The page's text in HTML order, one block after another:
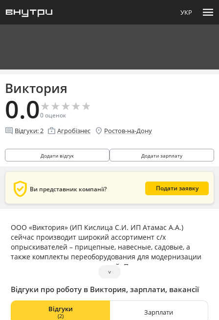
УКР menu
Виктория
0.0★
★★
★★
★★
★★
★
0оценок
comment Відгуки:2 enterprise Агробізнес location_on Ростов-на-Дону
Додати відгук Додати зарплату
verified_user Ви представник компанії? Подати заявку
ООО «Виктория» (ИП Кислица С.И. ИП Атамас А.А.)
сейчас производит широкий ассортимент с/х
опрыскивателей – прицепные, навесные, садовые, а
также комплекты переоборудования для модернизации
традиционных опрыскивателей. Предприятие
зарекомендовало себя как новатор в области разработки
МО и УМО распылителей, а также зерноочистки,
основанной на авиационных методиках воздушных
потоков.
˅
Відгуки про роботу в Виктория, зарплати, вакансії
Відгуки
(2) Зарплати